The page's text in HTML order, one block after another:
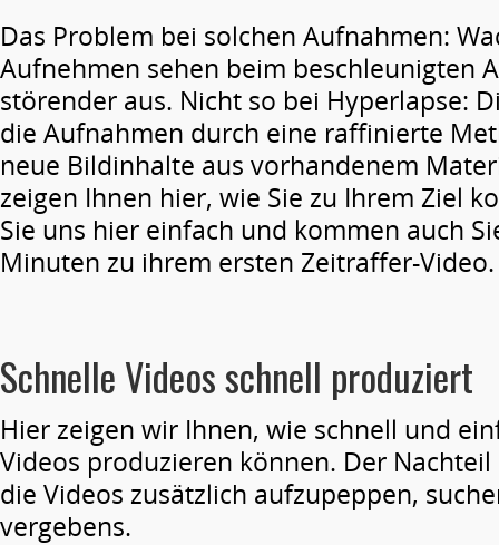
Das Problem bei solchen Aufnahmen:
Aufnehmen sehen beim beschleunigten
störender aus. Nicht so bei Hyperlapse:
die Aufnahmen durch eine raffinierte
neue Bildinhalte aus vorhandenem
zeigen Ihnen hier, wie Sie zu Ihrem Ziel
Sie uns hier einfach und kommen auch
Minuten zu ihrem ersten Zeitraffer-Video.
Schnelle Videos schnell produziert
Hier zeigen wir Ihnen, wie schnell und
Videos produzieren können. Der
die Videos zusätzlich aufzupeppen,
vergebens.